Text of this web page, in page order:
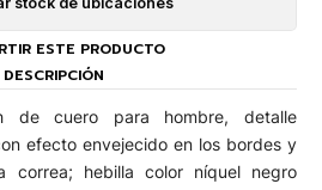
ESTE PRODUCTO
DESCRIPCIÓN
de cuero para hombre, detalle
efecto envejecido en los bordes y
correa; hebilla color níquel negro